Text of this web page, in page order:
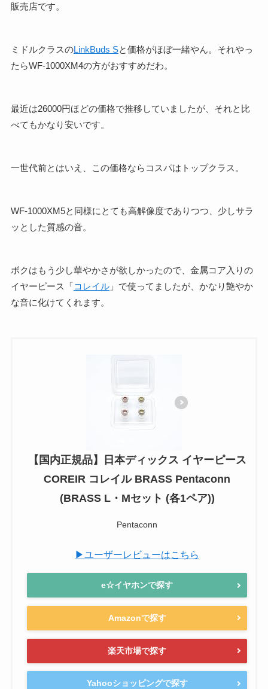
販売店です。
ミドルクラスのLinkBuds Sと価格がほぼ一緒やん。それやっ
たらWF-1000XM4の方がおすすめだわ。
最近は26000円ほどの価格で推移していましたが、それと比
べてもかなり安いです。
一世代前とはいえ、この価格ならコスパはトップクラス。
WF-1000XM5と同様にとても高解像度でありつつ、少しサラ
ッとした質感の音。
ボクはもう少し華やかさが欲しかったので、金属コア入りの
イヤーピース「コレイル」で使ってましたが、かなり艶やか
な音に化けてくれます。
【国内正規品】日本ディックス イヤーピース
COREIR コレイル BRASS Pentaconn
(BRASS L・Mセット (各1ペア))
Pentaconn
▶ユーザーレビューはこちら
e☆イヤホンで探す
Amazonで探す
楽天市場で探す
Yahooショッピングで探す